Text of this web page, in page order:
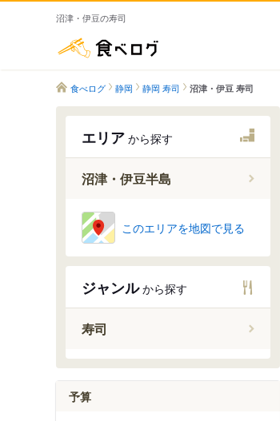
沼津・伊豆の寿司
食べログ 静岡 静岡 寿司 沼津・伊豆 寿司
エリア から探す
沼津・伊豆半島
このエリアを地図で見る
ジャンルから探す
寿司
予算